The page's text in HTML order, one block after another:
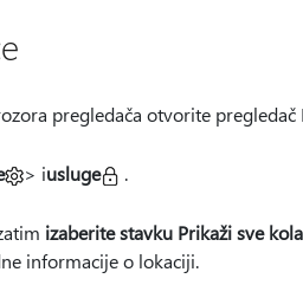
pregledača otvorite pregledač
> iusluge .
izaberite stavku Prikaži sve
informacije o lokaciji.